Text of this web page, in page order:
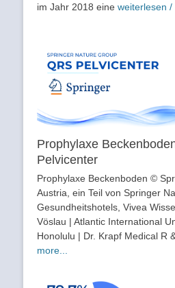
im Jahr 2018 eine weiterlesen /
Prophylaxe
Pelvicenter
Prophylaxe Beckenboden ©
Austria, ein Teil von Springer
Gesundheitshotels, Vivea
Vöslau | Atlantic International
Honolulu | Dr. Krapf Medical R
more...